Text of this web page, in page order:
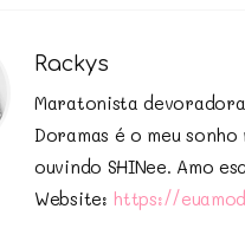
Rackys
Maratonista
Doramas é o meu
ouvindo SHINee. Amo
Website: https://